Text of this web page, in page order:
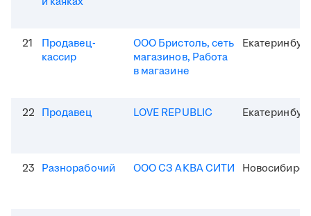
21
Продавец-
кассир
ООО Бристоль, сеть
магазинов, Работа
в магазине
22 Продавец LOVE REPUBLIC
23 Разнорабочий ООО СЗ АКВА СИТИ Новосибирск